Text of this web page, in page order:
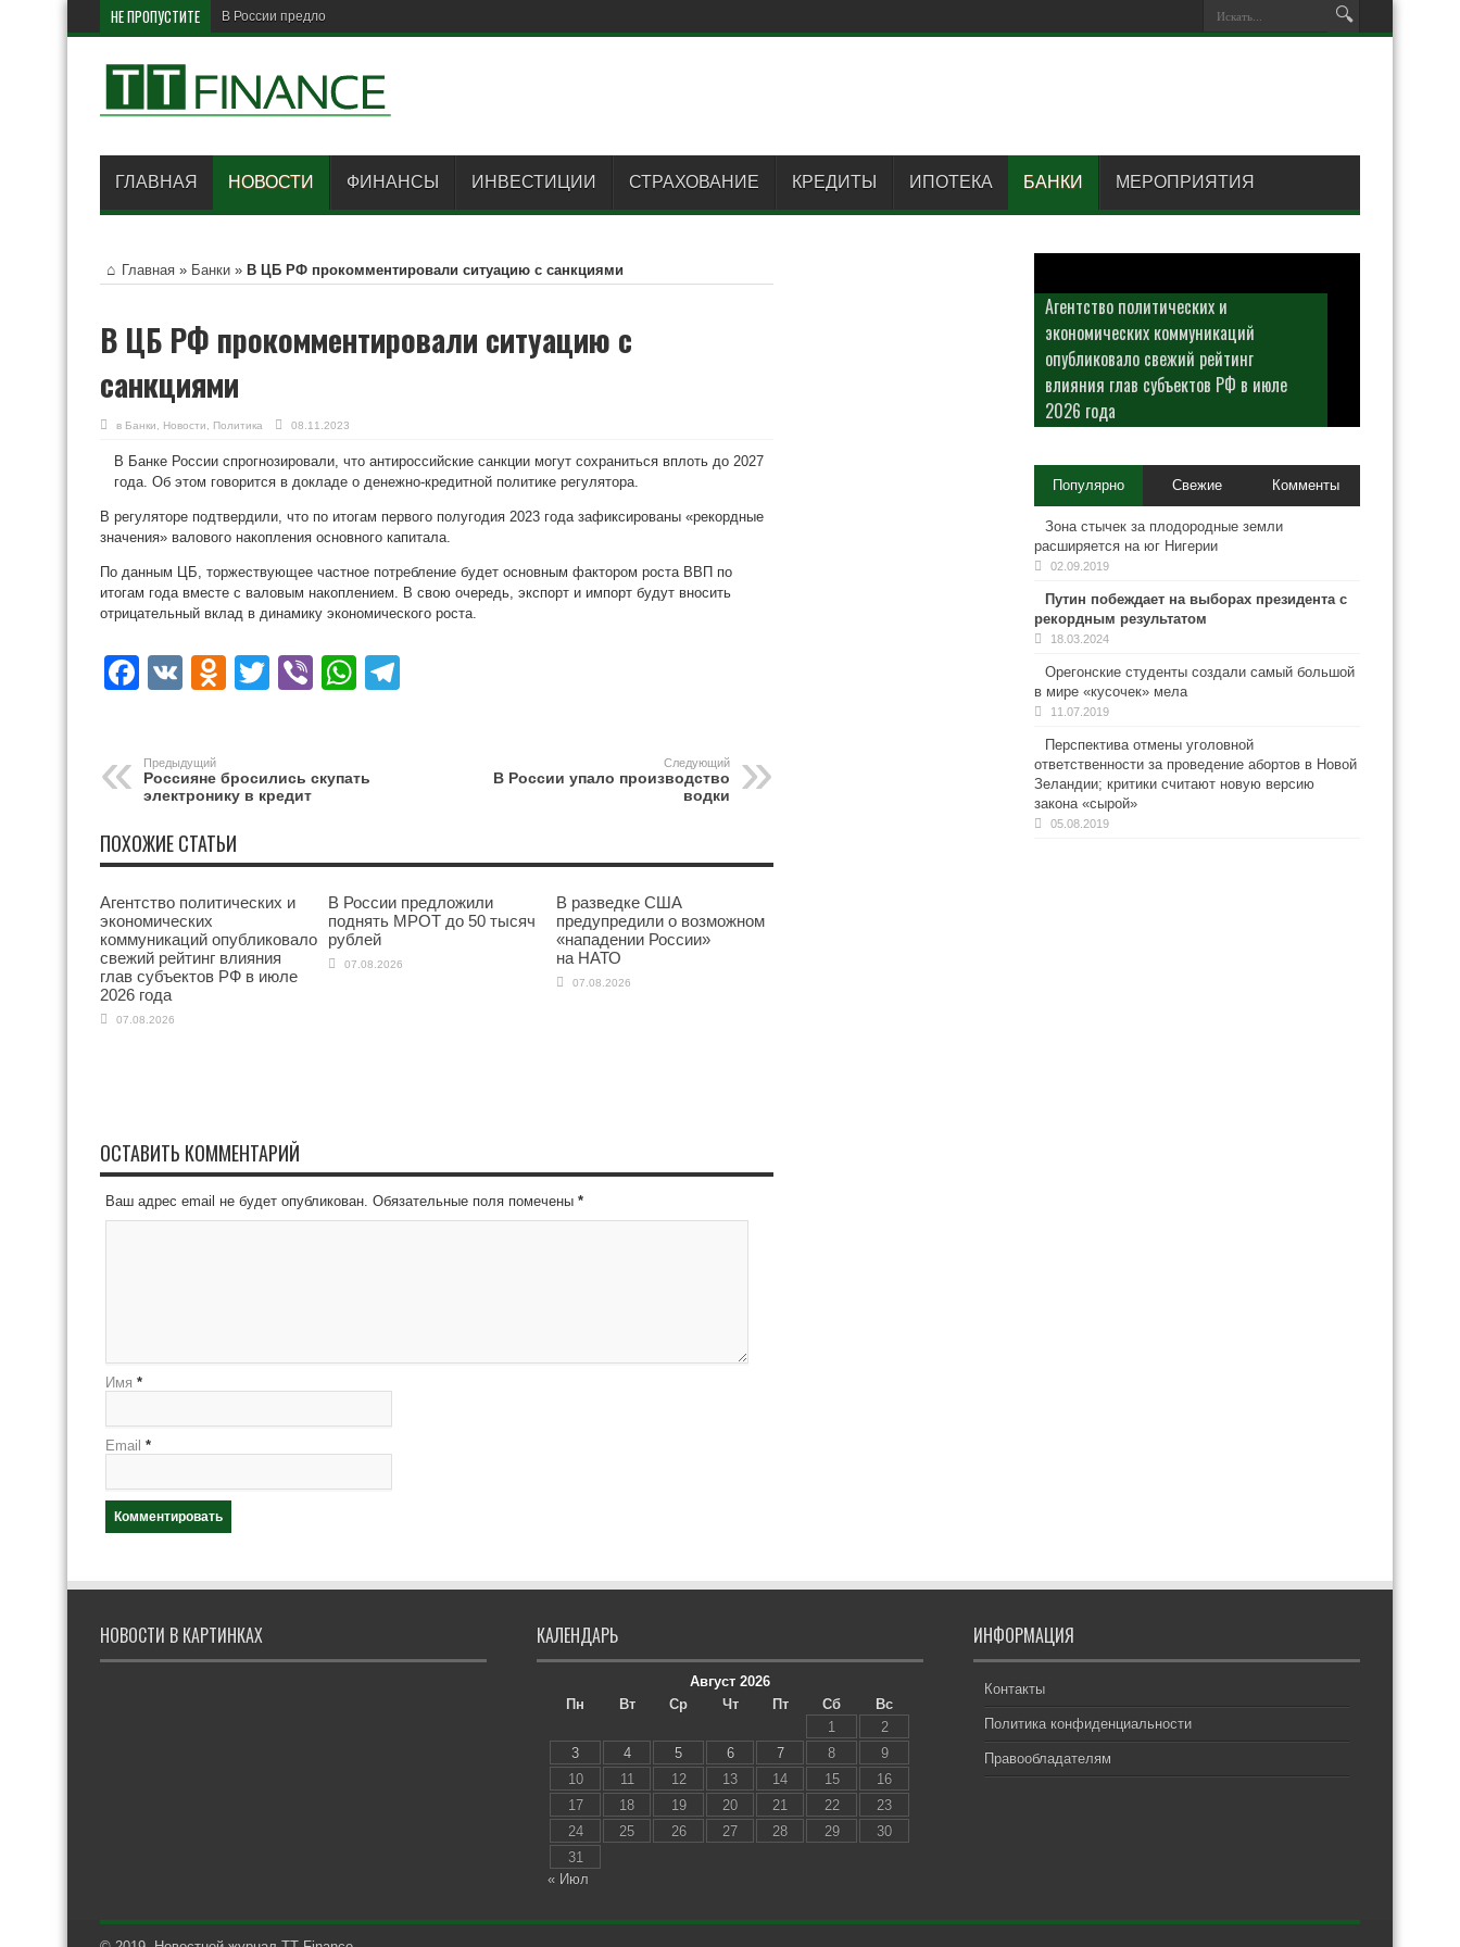
НЕ ПРОПУСТИТЕ В России предложили поднять
ГЛАВНАЯ НОВОСТИ ФИНАНСЫ ИНВЕСТИЦИИ СТРАХОВАНИЕ КРЕДИТЫ ИПОТЕКА БАНКИ МЕРОПРИЯТИЯ
Главная » Банки » В ЦБ РФ прокомментировали ситуацию с санкциями
В ЦБ РФ прокомментировали ситуацию с
санкциями
в Банки Новости Политика 08.11.2023
В Банке России спрогнозировали, что антироссийские санкции могут сохраниться вплоть до 2027
года. Об этом говорится в докладе о денежно-кредитной политике регулятора.
В регуляторе подтвердили, что по итогам первого полугодия 2023 года зафиксированы «рекордные
значения» валового накопления основного капитала.
По данным ЦБ, торжествующее частное потребление будет основным фактором роста ВВП по
итогам года вместе с валовым накоплением. В свою очередь, экспорт и импорт будут вносить
отрицательный вклад в динамику экономического роста.
Facebook
VK Odnoklassniki
Twitter
ViberWhatsApp
Предыдущий
Россияне бросились скупать
электронику в кредит
Следующий
В России упало производство
водки
ПОХОЖИЕ СТАТЬИ
Агентство политических и
экономических
коммуникаций опубликовало
свежий рейтинг влияния
глав субъектов РФ в июле
2026 года
07.08.2026
В России предложили
поднять МРОТ до 50 тысяч
рублей
07.08.2026
В разведке США
предупредили о возможном
«нападении России»
на НАТО
07.08.2026
ОСТАВИТЬ КОММЕНТАРИЙ
Ваш адрес email не будет опубликован. Обязательные поля помечены *
Имя *
Email *
Агентство политических и
экономических коммуникаций
опубликовало свежий рейтинг
влияния глав субъектов РФ в июле
2026 года
Популярно Свежие Комменты
Зона стычек за плодородные земли
расширяется на юг Нигерии
02.09.2019
Путин побеждает на выборах президента с
рекордным результатом
18.03.2024
Орегонские студенты создали самый большой
в мире «кусочек» мела
11.07.2019
Перспектива отмены уголовной
ответственности за проведение абортов в Новой
Зеландии; критики считают новую версию
закона «сырой»
05.08.2019
НОВОСТИ В КАРТИНКАХ КАЛЕНДАРЬ
Август 2026
Пн
Вт Ср Чт Пт Сб
Вс
1
2
3
4 5 6 7 8
9
10
11 12 13 14 15
16
17
18 19 20 21 22
23
24
25 26 27 28 29
30
31
« Июл
ИНФОРМАЦИЯ
Контакты
Политика конфиденциальности
Правообладателям